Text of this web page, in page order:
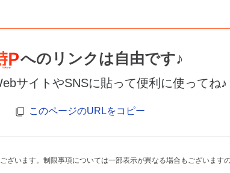
へのリンクは自由です♪
サイトやSNSに貼って便利に使ってね♪
このページのURLをコピー
います。制限事項については一部表示が異なる場合もございます